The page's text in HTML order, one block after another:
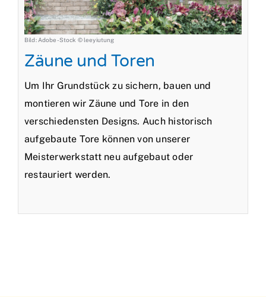
Bild: Adobe-Stock © leeyiutung
Zäune und Toren
Um Ihr Grundstück zu sichern, bauen und
montieren wir Zäune und Tore in den
verschiedensten Designs. Auch historisch
aufgebaute Tore können von unserer
Meisterwerkstatt neu aufgebaut oder
restauriert werden.